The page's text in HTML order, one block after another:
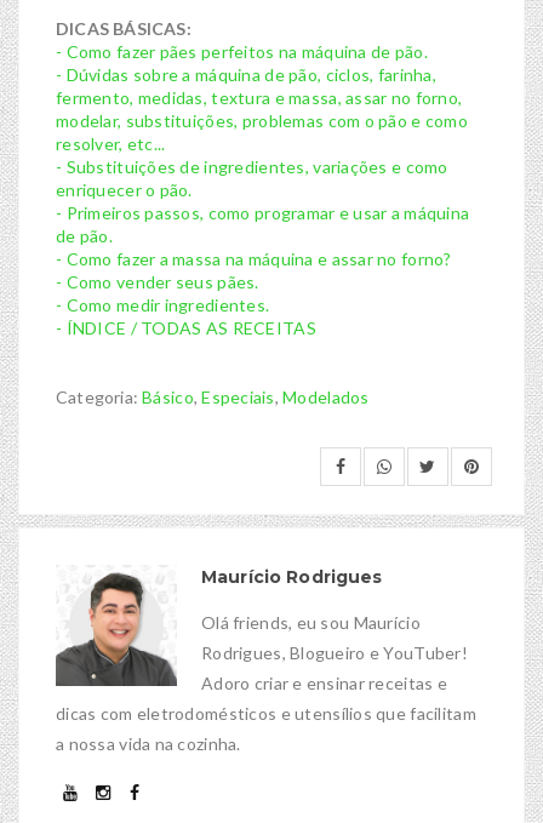
DICAS BÁSICAS:
- Como fazer pães perfeitos na máquina de pão.
- Dúvidas sobre a máquina de pão, ciclos, farinha,
fermento, medidas, textura e massa, assar no forno,
modelar, substituições, problemas com o pão e como
resolver, etc...
- Substituições de ingredientes, variações e como
enriquecer o pão.
- Primeiros passos, como programar e usar a máquina
de pão.
- Como fazer a massa na máquina e assar no forno?
- Como vender seus pães.
- Como medir ingredientes.
- ÍNDICE / TODAS AS RECEITAS
Categoria:Básico,Especiais,Modelados
Maurício Rodrigues
Olá friends, eu sou Maurício
Rodrigues, Blogueiro e YouTuber!
Adoro criar e ensinar receitas e
dicas com eletrodomésticos e utensílios que facilitam
a nossa vida na cozinha.